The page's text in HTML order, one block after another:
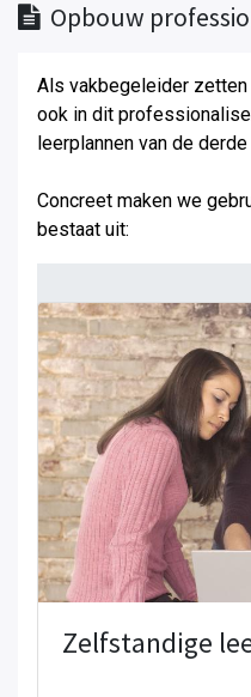
Opbouw
Als vakbegeleider
ook in dit
leerplannen van de
Concreet maken we
bestaat uit:
Zelfstandige